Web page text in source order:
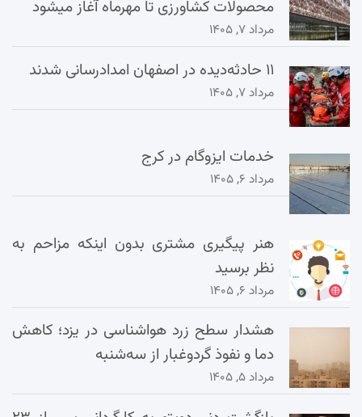
محصولات کشاورزی تا مهرماه آغاز میشود
مرداد ۷, ۱۴۰۵
۱۱ حادثه‌دیده در اصفهان امدادرسانی شدند
مرداد ۷, ۱۴۰۵
خدمات ایزوگام در کرج
مرداد ۶, ۱۴۰۵
هنر پیگیری مشتری بدون اینکه مزاحم به
نظر برسید
مرداد ۶, ۱۴۰۵
هشدار سطح زرد هواشناسی در یزد؛ کاهش
دما و نفوذ گردوغبار از سه‌شنبه
مرداد ۵, ۱۴۰۵